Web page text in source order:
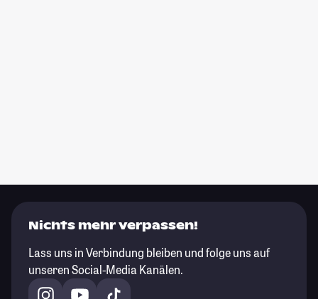
Nichts mehr verpassen!
Lass uns in Verbindung bleiben und folge uns auf
unseren Social-Media Kanälen.